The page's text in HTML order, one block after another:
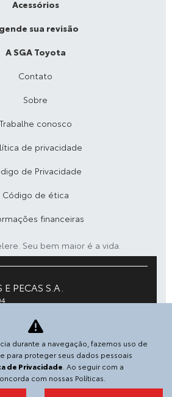
Acessórios
sua revisão
A SGA Toyota
Contato
Sobre
Trabalhe conosco
de privacidade
de Privacidade
Código de ética
financeiras
Seu bem maior é a vida.
PECAS S.A.
1700, lado par - Virgem Santa, -
27948-890
DEALERSPACE ® Direitos Reservados.
durante a navegação, fazemos uso de
para proteger seus dados pessoais
de Privacidade . Ao seguir com a
com nossas Políticas.